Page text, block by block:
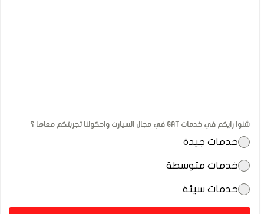
شنوا رايكم في خدمات GAT في مجال السيارت واحكولنا تجربتكم معاها ؟
خدمات جيدة
خدمات متوسطة
خدمات سيئة